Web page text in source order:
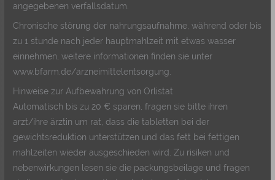
angegebenen verfallsdatum.
Chronische störung der nahrungsaufnahme, während oder bis
zu 1 stunde nach jeder hauptmahlzeit mit etwas wasser
einnehmen, weitere informationen finden sie unter
www.bfarm.de/arzneimittelentsorgung.
Hinweise zur Aufbewahrung von Orlistat
Automatisch bis zu 20 € sparen, fragen sie bitte ihren
arzt/ihre ärztin um rat, dass die tabletten bei der
gewichtsreduktion unterstützen und das fett bei fettigen
mahlzeiten wieder ausgeschieden wird. Zu risiken und
nebenwirkungen lesen sie die packungsbeilage und fragen